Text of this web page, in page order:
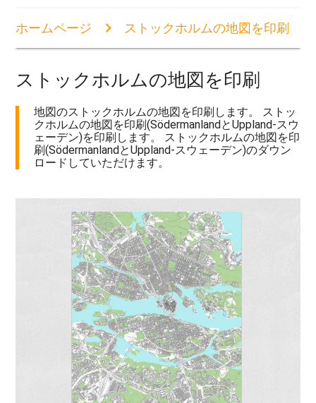
ホームページ ストックホルムの地図を印刷
ストックホルムの地図を印刷
地図のストックホルムの地図を印刷します。 ストッ
クホルムの地図を印刷(SödermanlandとUppland-スウ
ェーデン)を印刷します。 ストックホルムの地図を印
刷(SödermanlandとUppland-スウェーデン)のダウン
ロードしていただけます。